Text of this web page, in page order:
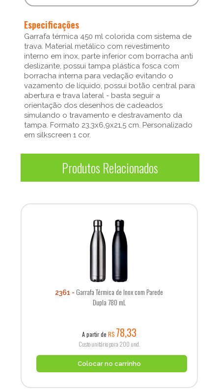
Especificações
Garrafa térmica 450 ml colorida com sistema de
trava. Material metálico com revestimento
interno em inox, parte inferior com borracha anti
deslizante, possui tampa plástica fosca com
borracha interna para vedação evitando o
vazamento de líquido, possui botão central para
abertura e trava lateral - basta seguir a
orientação dos desenhos de cadeados
simulando o travamento e destravamento da
tampa. Formato 23,3x6,9x21,5 cm. Personalizado
em silkscreen 1 cor.
Produtos Relacionados
2361
Garrafa Térmica de Inox com Parede
Dupla 780 mL
A partir de R$ 78,33
Custo unitário para 200 und.
Colocar no carrinho